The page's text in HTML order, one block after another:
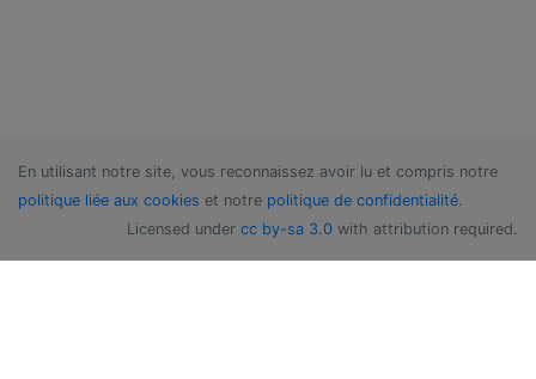
En utilisant notre site, vous reconnaissez avoir lu et compris notre
politique liée aux cookies et notre politique de confidentialité.
Licensed under cc by-sa 3.0 with attribution required.